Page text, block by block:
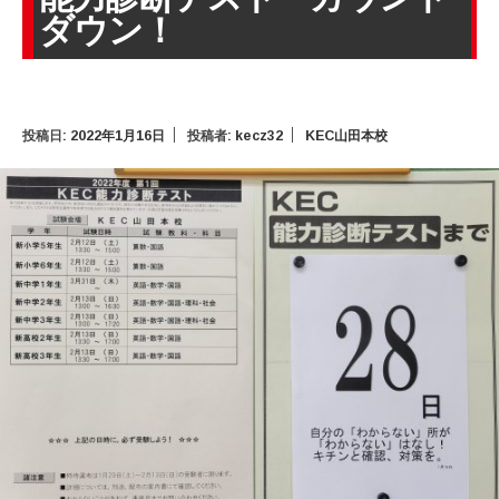
ダウン！
投稿日: 2022年1月16日 投稿者: kecz32 KEC山田本校